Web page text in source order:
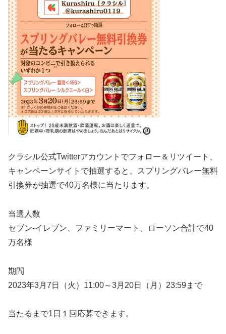
クラシル公式Twitterアカウントでフォロー＆リツイート、
キャンペーンサイトで抽選すると、スプリングバレー無料
引換券が抽選で40万名様に当たります。
当選人数
セブン-イレブン、ファミリーマート、ローソン合計で40
万名様
期間
2023年3月7日（火）11:00～3月20日（月）23:59まで
当たるまで1日１回応募できます。